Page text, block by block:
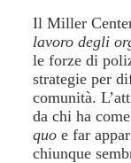
Il Miller
lavoro degli
le forze di
strategie per
comunità.
da chi ha
quo e far
chiunque